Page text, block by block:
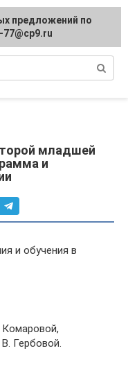
младшей
и
и обучения в
Комаровой,
Гербовой.
предложений по
77@cp9.ru